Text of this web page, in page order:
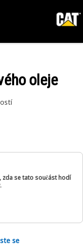
oleje
zda se tato součást hodí
se